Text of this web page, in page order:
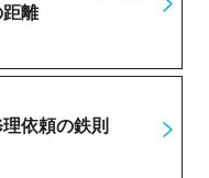
距離
依頼の鉄則